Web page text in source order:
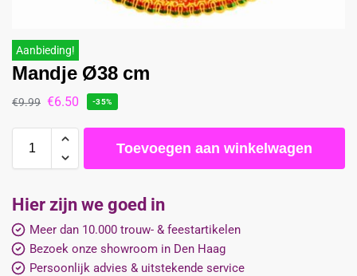
Aanbieding!
Mandje Ø38 cm
€9.99 €6.50 -35%
Toevoegen aan winkelwagen
Hier zijn we goed in
Meer dan 10.000 trouw- & feestartikelen
Bezoek onze showroom in Den Haag
Persoonlijk advies & uitstekende service